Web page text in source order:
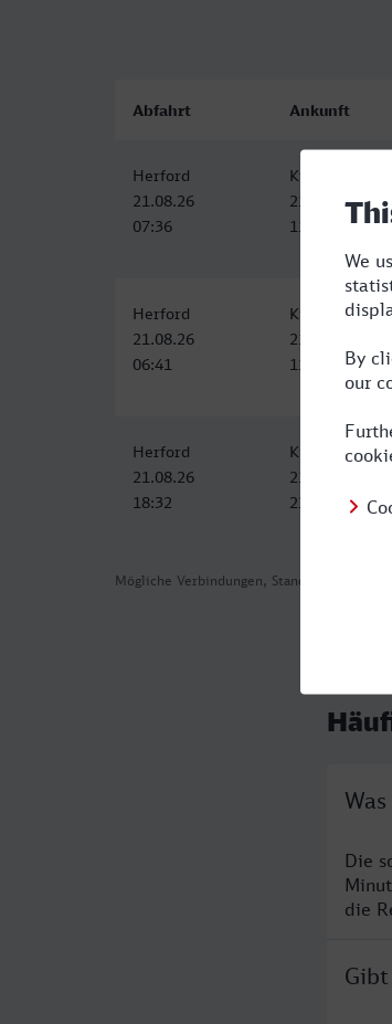
Mögliche Verbindungen, Stand: 2026-08-07
Abfahrt Ankunft
Herford
21.08.26
07:36
Kiel Hbf
21.08.26
11:43
Herford
21.08.26
06:41
Kiel Hbf
21.08.26
11:43
Herford
21.08.26
18:32
Kiel Hbf
21.08.26
23:56
Die
die